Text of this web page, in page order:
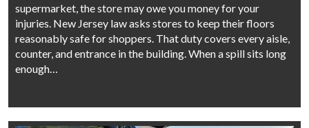
supermarket, the store may owe you money for your
injuries. New Jersey law asks stores to keep their floors
reasonably safe for shoppers. That duty covers every aisle,
counter, and entrance in the building. When a spill sits long
enough…